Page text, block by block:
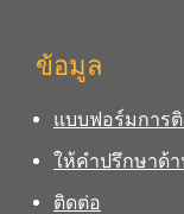
ข้อมูล
แบบฟอร์มการ
ให้คำปรึกษาด้า
ติดต่อ